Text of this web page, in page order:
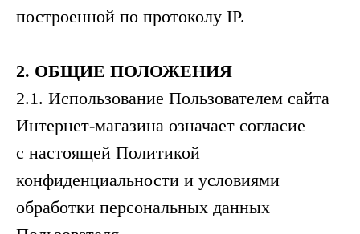
построенной по протоколу IP.
2. ОБЩИЕ ПОЛОЖЕНИЯ
2.1. Использование Пользователем сайта
Интернет-магазина означает согласие
с настоящей Политикой
конфиденциальности и условиями
обработки персональных данных